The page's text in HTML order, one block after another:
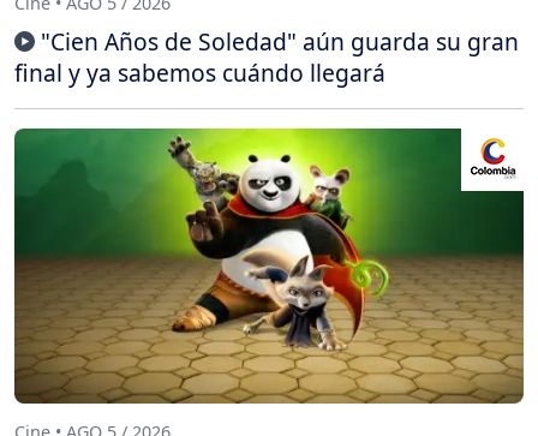
"Cien Años de Soledad" aún guarda su gran
final y ya sabemos cuándo llegará